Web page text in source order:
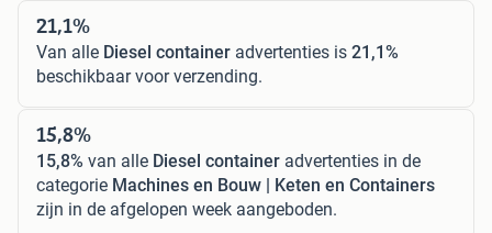
21,1%
Van alle Diesel container advertenties is 21,1%
beschikbaar voor verzending.
15,8%
15,8% van alle Diesel container advertenties in de
categorie Machines en Bouw | Keten en Containers
zijn in de afgelopen week aangeboden.